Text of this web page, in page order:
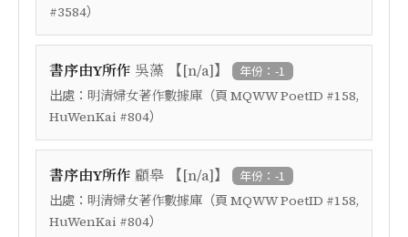
#3584）
書序由Y所作 吳藻 【[n/a]】 年份：-1
出處： 明清婦女著作數據庫 （頁 MQWW PoetID #158,
HuWenKai #804）
書序由Y所作 顧皋 【[n/a]】 年份：-1
出處： 明清婦女著作數據庫 （頁 MQWW PoetID #158,
HuWenKai #804）